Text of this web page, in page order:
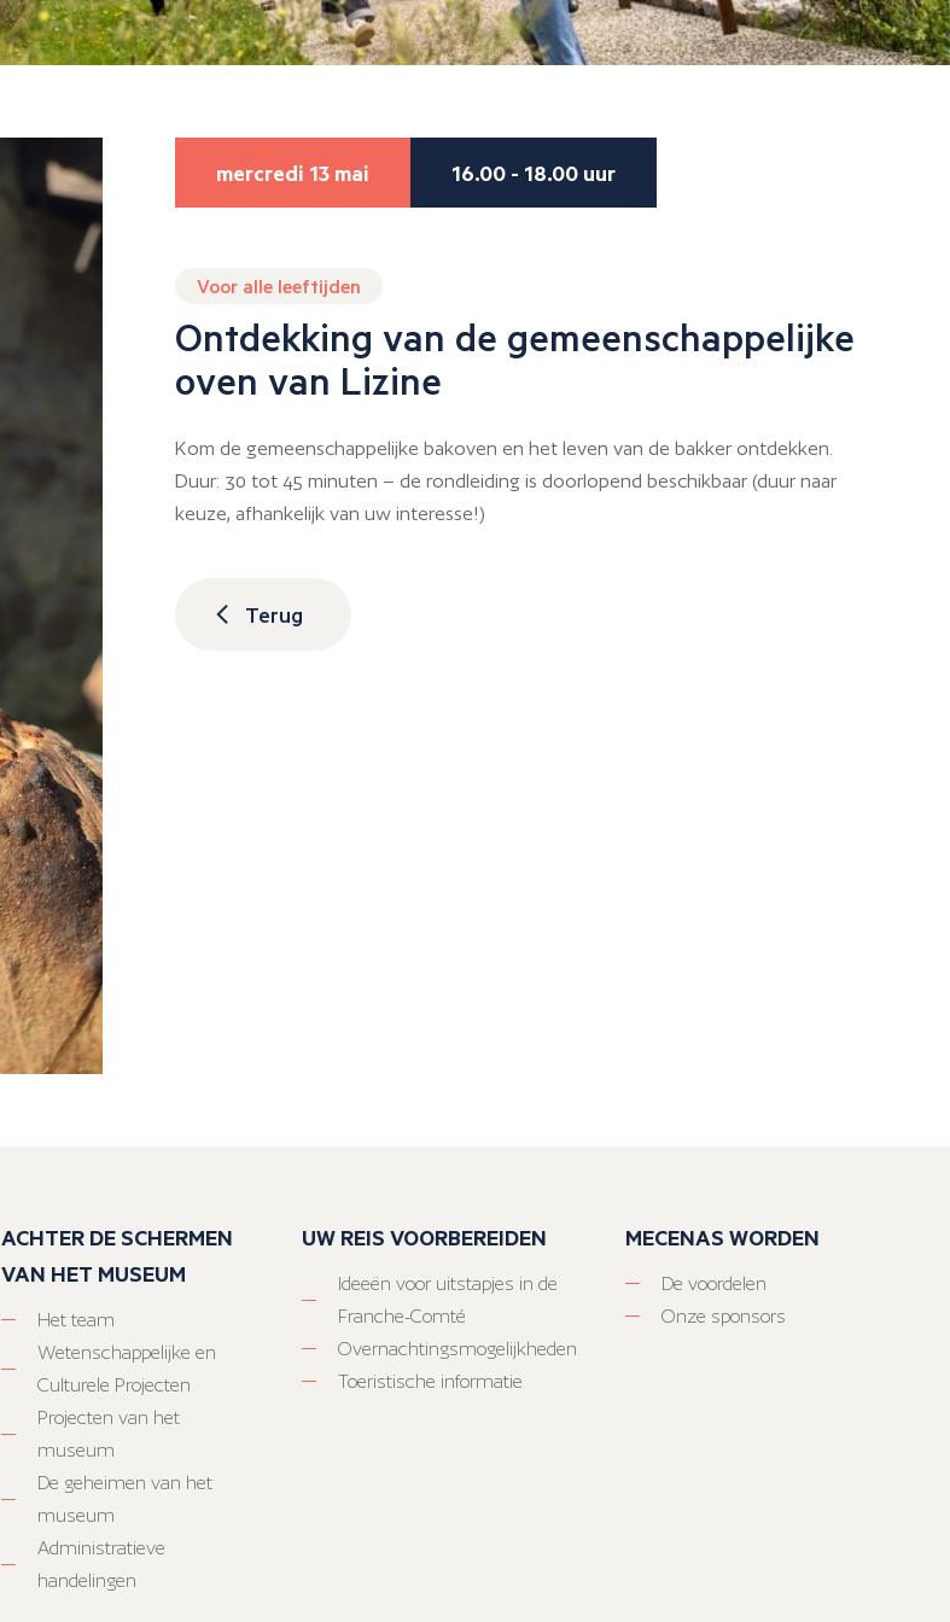
mercredi 13 mai 16.00 - 18.00 uur
Voor alle leeftijden
Ontdekking van de gemeenschappelijke
oven van Lizine
Kom de gemeenschappelijke bakoven en het leven van de bakker ontdekken.
Duur: 30 tot 45 minuten – de rondleiding is doorlopend beschikbaar (duur naar
keuze, afhankelijk van uw interesse!)
Terug
ACHTER DE SCHERMEN
VAN HET MUSEUM
Het team
Wetenschappelijke en
Culturele Projecten
Projecten van het
museum
De geheimen van het
museum
Administratieve
handelingen
UW REIS VOORBEREIDEN
Ideeën voor uitstapjes in de
Franche-Comté
Overnachtingsmogelijkheden
Toeristische informatie
MECENAS WORDEN
De voordelen
Onze sponsors